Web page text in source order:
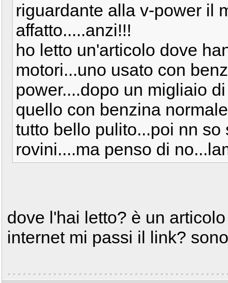
riguardante alla v-power il
affatto.....anzi!!!
ho letto un'articolo dove
motori...uno usato con
power....dopo un migliaio
quello con benzina
tutto bello pulito...poi nn
rovini....ma penso di
dove l'hai letto? è un
internet mi passi il link?